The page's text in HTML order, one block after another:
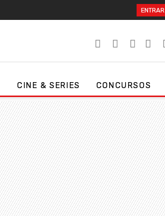
ENTRAR
CINE & SERIES CONCURSOS